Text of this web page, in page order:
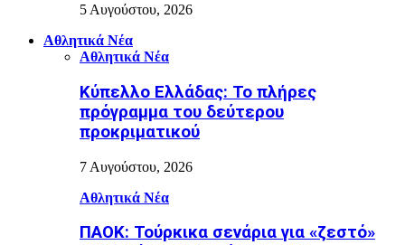
5 Αυγούστου, 2026
Αθλητικά Νέα
Αθλητικά Νέα
Κύπελλο Ελλάδας: Το πλήρες
πρόγραμμα του δεύτερου
προκριματικού
7 Αυγούστου, 2026
Αθλητικά Νέα
ΠΑΟΚ: Τούρκικα σενάρια για «ζεστό»